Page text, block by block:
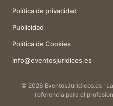
Política de privacidad
Publicidad
Política de Cookies
info@eventosjuridicos.es
© 2026 EventosJurídicos.es ·
referencia para el